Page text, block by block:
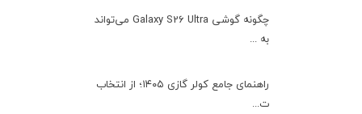
چگونه گوشی Galaxy S26 Ultra می‌تواند
به ...
راهنمای جامع کولر گازی ۱۴۰۵؛ از انتخاب
ت...